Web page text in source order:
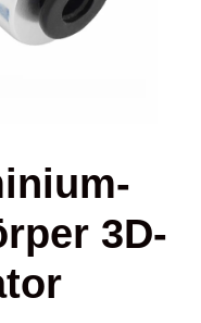
3D-